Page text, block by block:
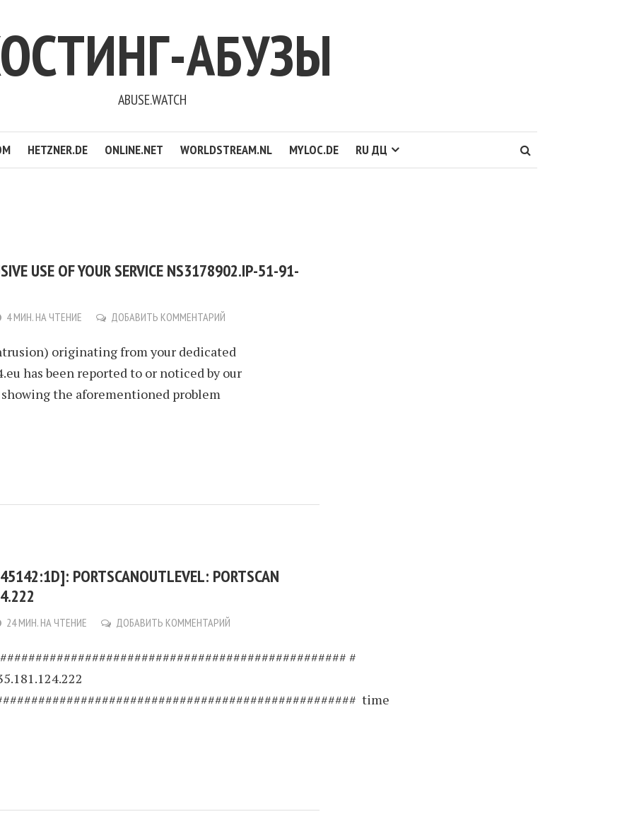
АБУЗЫ
ABUSE.WATCH
HETZNER.DE ONLINE.NET WORLDSTREAM.NL MYLOC.DE RU ДЦ
USE OF YOUR SERVICE NS3178902.IP-51-91-
4 МИН. НА ЧТЕНИЕ ДОБАВИТЬ КОММЕНТАРИЙ
originating from your dedicated
has been reported to or noticed by our
the aforementioned problem
PORTSCANOUTLEVEL: PORTSCAN
24 МИН. НА ЧТЕНИЕ ДОБАВИТЬ КОММЕНТАРИЙ
#
time